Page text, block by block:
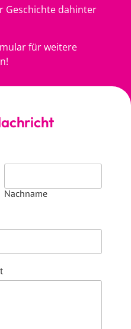
Geschichte dahinter
für weitere
Nachname